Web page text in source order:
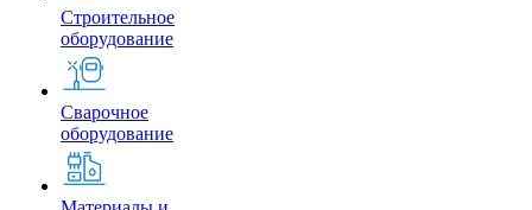
Строительное
оборудование
Сварочное
оборудование